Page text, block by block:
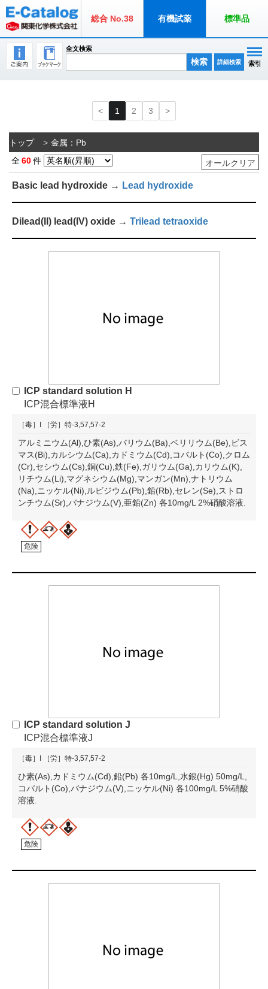
総合 No.38 有機試薬 標準品
全文検索
検索 詳細検索 索引
1 2 3
トップ 金属：Pb
オールクリア
全60件
Basic lead hydroxide → Lead hydroxide
Dilead(II) lead(IV) oxide → Trilead tetraoxide
ICP standard solution H
ICP混合標準液H
［毒］I ［労］特-3,57,57-2
アルミニウム(Al),ひ素(As),バリウム(Ba),ベリリウム(Be),ビス
マス(Bi),カルシウム(Ca),カドミウム(Cd),コバルト(Co),クロム
(Cr),セシウム(Cs),銅(Cu),鉄(Fe),ガリウム(Ga),カリウム(K),
リチウム(Li),マグネシウム(Mg),マンガン(Mn),ナトリウム
(Na),ニッケル(Ni),ルビジウム(Pb),鉛(Rb),セレン(Se),ストロ
ンチウム(Sr),バナジウム(V),亜鉛(Zn) 各10mg/L 2%硝酸溶液.
危険
ICP standard solution J
ICP混合標準液J
［毒］I ［労］特-3,57,57-2
ひ素(As),カドミウム(Cd),鉛(Pb) 各10mg/L,水銀(Hg) 50mg/L,
コバルト(Co),バナジウム(V),ニッケル(Ni) 各100mg/L 5%硝酸
溶液.
危険